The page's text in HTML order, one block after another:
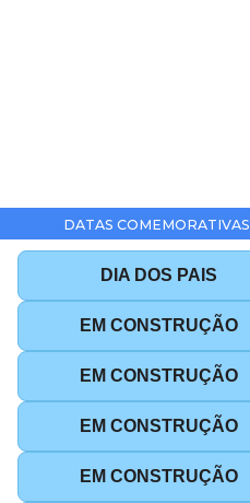
DATAS COMEMORATIVAS
DIA DOS PAIS
EM CONSTRUÇÃO
EM CONSTRUÇÃO
EM CONSTRUÇÃO
EM CONSTRUÇÃO